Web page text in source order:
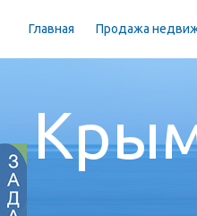
Главная Продажа